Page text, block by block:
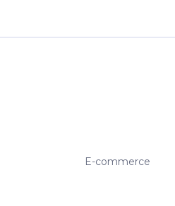
E-commerce